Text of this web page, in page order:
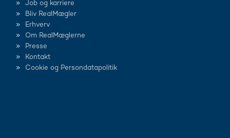
Job og karriere
Bliv RealMægler
Erhverv
Om RealMæglerne
Presse
Kontakt
Cookie og Persondatapolitik